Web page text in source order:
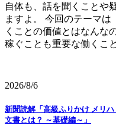
自体も、話を聞くことや
ますよ。 今回のテーマ
くことの価値とはなんな
稼ぐことも重要な働くこ
2026/8/6
新聞読解「高級ふりかけ メリ
文書とは？ ～基礎編～」